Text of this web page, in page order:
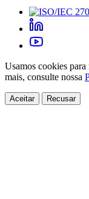
Usamos cookies para
mais, consulte nossa
Aceitar Recusar